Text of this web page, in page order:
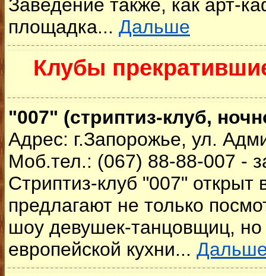
Заведение также, как арт-
площадка... Дальше
Клубы
"007" (стриптиз-клуб,
Адрес: г.Запорожье, ул.
Моб.тел.: (067) 88-88-007 -
Стриптиз-клуб "007" открыт
предлагают не только
шоу девушек-танцовщиц,
европейской кухни...